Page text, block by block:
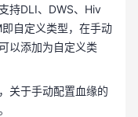
持DLI、DWS、Hiv
自定义类型，在手动
以添加为自定义类
关于手动配置血缘的